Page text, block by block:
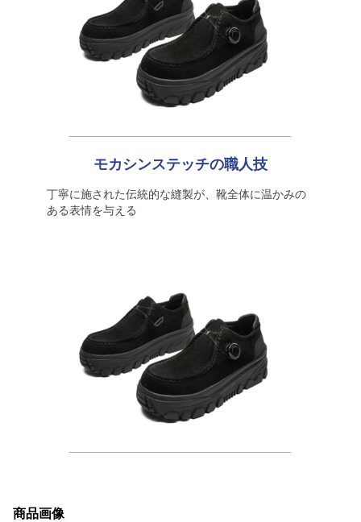
モカシンステッチの職人技
丁寧に施された伝統的な縫製が、靴全体に温かみの
ある表情を与える
商品画像